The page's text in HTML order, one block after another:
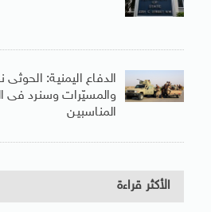
الدفاع اليمنية:
والمسيّرات وسنرد فى
المناسبين
الأكثر قراءة